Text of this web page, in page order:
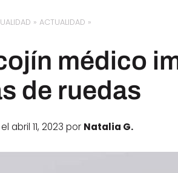
»ACTUALIDAD »
médico
de ruedas
abril 11, 2023 por Natalia G.